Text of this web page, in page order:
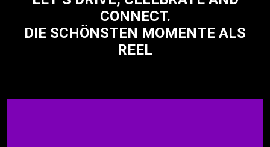
CONNECT.
DIE SCHÖNSTEN MOMENTE ALS
REEL